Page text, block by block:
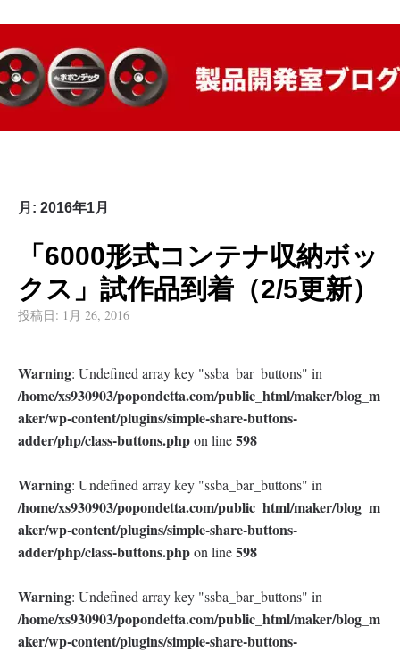
ポポンデッタ製品開発室
ブログ
ポポンデッタ鉄道模型メーカー部門の情報を発信していきま
す。
月: 2016年1月
「6000形式コンテナ収納ボッ
クス」試作品到着（2/5更新）
投稿日: 1月 26, 2016
Warning: Undefined array key "ssba_bar_buttons" in
/home/xs930903/popondetta.com/public_html/maker/blog_m
aker/wp-content/plugins/simple-share-buttons-
adder/php/class-buttons.phpon line598
Warning: Undefined array key "ssba_bar_buttons" in
/home/xs930903/popondetta.com/public_html/maker/blog_m
aker/wp-content/plugins/simple-share-buttons-
adder/php/class-buttons.phpon line598
Warning: Undefined array key "ssba_bar_buttons" in
/home/xs930903/popondetta.com/public_html/maker/blog_m
aker/wp-content/plugins/simple-share-buttons-